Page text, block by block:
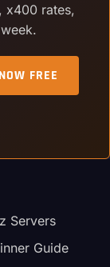
x400 rates,
FREE
Servers
Guide